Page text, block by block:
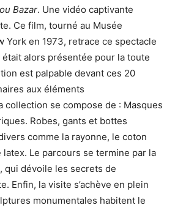
Bazar. Une vidéo captivante
Ce film, tourné au Musée
York en 1973, retrace ce spectacle
était alors présentée pour la toute
est palpable devant ces 20
aux éléments
collection se compose de : Masques
Robes, gants et bottes
comme la rayonne, le coton
Le parcours se termine par la
qui dévoile les secrets de
Enfin, la visite s’achève en plein
monumentales habitent le